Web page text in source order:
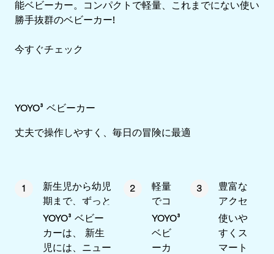
能ベビーカー。コンパクトで軽量、これまでにない使い
勝手抜群のベビーカー!
今すぐチェック
YOYO³ ベビーカー
丈夫で操作しやすく、毎日の冒険に最適
1
新生児から幼児
期まで、ずっと
YOYO³ ベビー
カーは、 新生
児には、ニュー
2
軽量
でコ
ンパ
クト
YOYO³
ベビ
ーカ
3
豊富な
アクセ
サリー
使いや
すくス
マート